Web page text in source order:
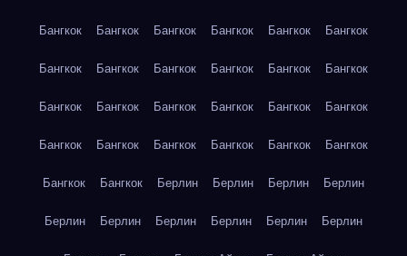
Бангкок Бангкок Бангкок Бангкок Бангкок Бангкок
Бангкок Бангкок Бангкок Бангкок Бангкок Бангкок
Бангкок Бангкок Бангкок Бангкок Бангкок Бангкок
Бангкок Бангкок Бангкок Бангкок Бангкок Бангкок
Бангкок Бангкок Берлин Берлин Берлин Берлин
Берлин Берлин Берлин Берлин Берлин Берлин